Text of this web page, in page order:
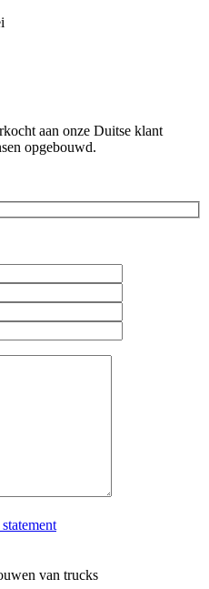
aan onze Duitse klant
opgebouwd.
van trucks